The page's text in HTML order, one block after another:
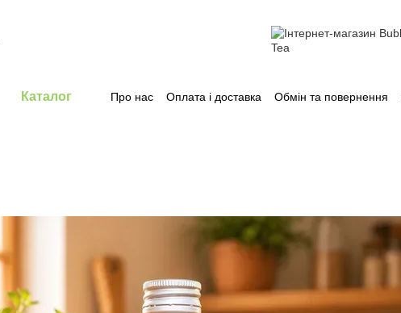
Каталог Про нас Оплата і доставка Обмін та повернення